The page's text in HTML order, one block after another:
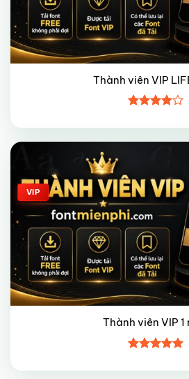
Thành viên VIP
xếp hạng
45 sao
Giảm giá!
VIP
Thành viên VIP 1
hạng55